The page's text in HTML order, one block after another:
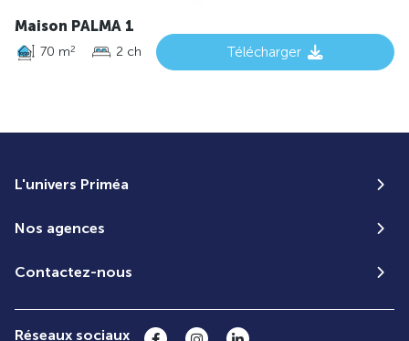
Maison PALMA 1
70 m2 2 ch Télécharger
L'univers Priméa
Nos agences
Contactez-nous
Réseaux sociaux